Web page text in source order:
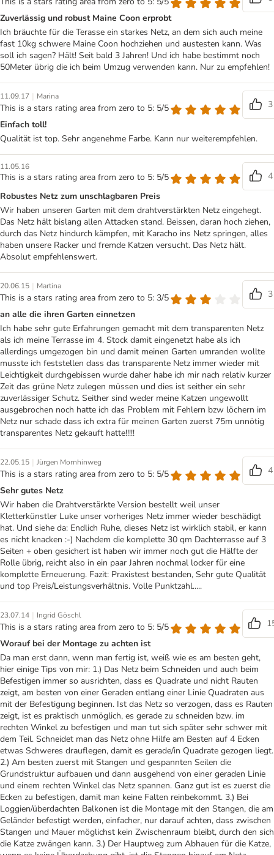
Zuverlässig und robust Maine Coon erprobt
Ich bräuchte für die Terasse ein starkes Netz, an dem sich auch meine
fast 10kg schwere Maine Coon hochziehen und austesten kann. Was
soll ich sagen? Hält! Seit bald 3 Jahren! Und ich habe bestimmt noch
50Meter übrig die ich beim Umzug verwenden kann. Nur zu empfehlen!
11.09.17 | Marina
This is a stars rating area from zero to 5: 5/5
3
Einfach toll!
Qualität ist top. Sehr angenehme Farbe. Kann nur weiterempfehlen.
11.05.16
This is a stars rating area from zero to 5: 5/5
4
Robustes Netz zum unschlagbaren Preis
Wir haben unseren Garten mit dem drahtverstärkten Netz eingehegt.
Das Netz hält bislang allen Attacken stand. Beissen, daran hoch ziehen,
durch das Netz hindurch kämpfen, mit Karacho ins Netz springen, alles
haben unsere Racker und fremde Katzen versucht. Das Netz hält.
Absolut empfehlenswert.
20.06.15 | Martina
This is a stars rating area from zero to 5: 3/5
3
an alle die ihren Garten einnetzen
Ich habe sehr gute Erfahrungen gemacht mit dem transparenten Netz
als ich meine Terrasse im 4. Stock damit eingenetzt habe als ich
allerdings umgezogen bin und damit meinen Garten umranden wollte
musste ich feststellen dass das transparente Netz immer wieder mit
Leichtigkeit durchgebissen wurde daher habe ich mir nach relativ kurzer
Zeit das grüne Netz zulegen müssen und dies ist seither ein sehr
zuverlässiger Schutz. Seither sind weder meine Katzen ungewollt
ausgebrochen noch hatte ich das Problem mit Fehlern bzw löchern im
Netz nur schade dass ich extra für meinen Garten zuerst 75m unnötig
transparentes Netz gekauft hatte!!!!!
22.05.15 | Jürgen Mornhinweg
This is a stars rating area from zero to 5: 5/5
4
Sehr gutes Netz
Wir haben die Drahtverstärkte Version bestellt weil unser
Kletterkünstler Luke unser vorheriges Netz immer wieder beschädigt
hat. Und siehe da: Endlich Ruhe, dieses Netz ist wirklich stabil, er kann
es nicht knacken :-) Nachdem die komplette 30 qm Dachterrasse auf 3
Seiten + oben gesichert ist haben wir immer noch gut die Hälfte der
Rolle übrig, reicht also in ein paar Jahren nochmal locker für eine
komplette Erneuerung. Fazit: Praxistest bestanden, Sehr gute Qualität
und top Preis/Leistungsverhältnis. Volle Punktzahl.....
23.07.14 | Ingrid Göschl
This is a stars rating area from zero to 5: 5/5
Worauf bei der Montage zu achten ist
Da man erst dann, wenn man fertig ist, weiß wie es am besten geht,
hier einige Tips von mir: 1.) Das Netz beim Schneiden und auch beim
Befestigen immer so ausrichten, dass es Quadrate und nicht Rauten
zeigt, am besten von einer Geraden entlang einer Linie Quadraten aus
mit der Befestigung beginnen. Ist das Netz so verzogen, dass es Rauten
zeigt, ist es praktisch unmöglich, es gerade zu schneiden bzw. im
rechten Winkel zu befestigen und man tut sich später sehr schwer mit
dem Teil. Schneidet man das Netz ohne Hilfe am Besten auf 4 Ecken
etwas Schweres drauflegen, damit es gerade/in Quadrate gezogen liegt.
2.) Am besten zuerst mit Stangen und gespannten Seilen die
Grundstruktur aufbauen und dann ausgehend von einer geraden Linie
und einem rechten Winkel das Netz spannen. Ganz gut ist es zuerst die
Ecken zu befestigen, damit man keine Falten reinbekommt. 3.) Bei
Loggien/überdachten Balkonen ist die Montage mit den Stangen, die am
Geländer befestigt werden, einfacher, nur darauf achten, dass zwischen
Stangen und Mauer möglichst kein Zwischenraum bleibt, durch den sich
die Katze zwängen kann. 3.) Der Hauptweg zum Abhauen für die Katze,